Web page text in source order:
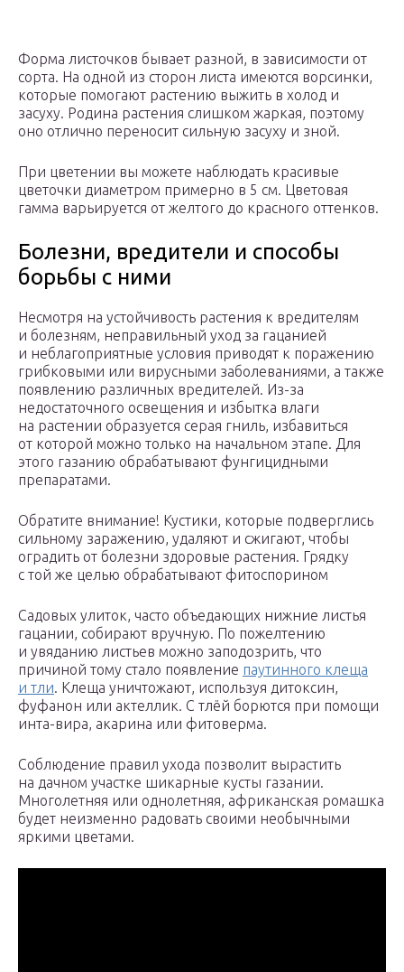
Форма листочков бывает разной, в зависимости от
сорта. На одной из сторон листа имеются ворсинки,
которые помогают растению выжить в холод и
засуху. Родина растения слишком жаркая, поэтому
оно отлично переносит сильную засуху и зной.
При цветении вы можете наблюдать красивые
цветочки диаметром примерно в 5 см. Цветовая
гамма варьируется от желтого до красного оттенков.
Болезни, вредители и способы
борьбы с ними
Несмотря на устойчивость растения к вредителям
и болезням, неправильный уход за гацанией
и неблагоприятные условия приводят к поражению
грибковыми или вирусными заболеваниями, а также
появлению различных вредителей. Из-за
недостаточного освещения и избытка влаги
на растении образуется серая гниль, избавиться
от которой можно только на начальном этапе. Для
этого газанию обрабатывают фунгицидными
препаратами.
Обратите внимание! Кустики, которые подверглись
сильному заражению, удаляют и сжигают, чтобы
оградить от болезни здоровые растения. Грядку
с той же целью обрабатывают фитоспорином
Садовых улиток, часто объедающих нижние листья
гацании, собирают вручную. По пожелтению
и увяданию листьев можно заподозрить, что
причиной тому стало появление паутинного клеща
и тли. Клеща уничтожают, используя дитоксин,
фуфанон или актеллик. С тлёй борются при помощи
инта-вира, акарина или фитоверма.
Соблюдение правил ухода позволит вырастить
на дачном участке шикарные кусты газании.
Многолетняя или однолетняя, африканская ромашка
будет неизменно радовать своими необычными
яркими цветами.